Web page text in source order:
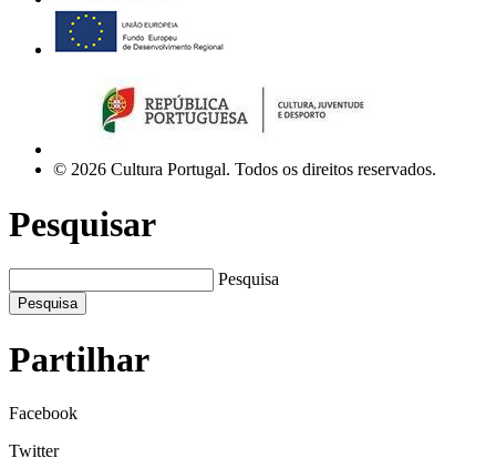
© 2026 Cultura Portugal. Todos os direitos reservados.
Pesquisar
Pesquisa
Pesquisa
Partilhar
Facebook
Twitter